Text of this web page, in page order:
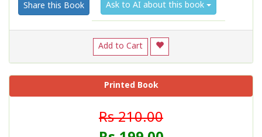
Share this Book Ask to AI about this book
Add to Cart
Printed Book
Rs 210.00